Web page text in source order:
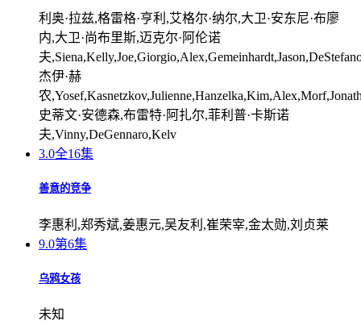
利奥·拉兹,格雷格·亨利,艾格尔·纳尔,大卫·安东尼·布廖
内,大卫·尚布里斯,迈克尔·阿伦诺
夫
杰伊·赫
农
史蒂文·安德森,布雷特·阿扎尔,菲利普·卡斯诺
夫,Vinny,DeGennaro,Kelv
3.0全16集
善意的竞争
李惠利,郑秀斌,姜惠元,吴友利,崔荣宰,金太勋,刘贞莱
9.0第6集
乌鸦女孩
未知